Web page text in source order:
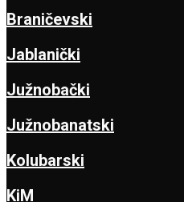
Braničevski
Jablanički
Južnobački
Južnobanatski
Kolubarski
KiM